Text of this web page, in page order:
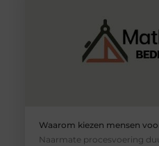
Waarom kiezen mensen
Naarmate procesvoering